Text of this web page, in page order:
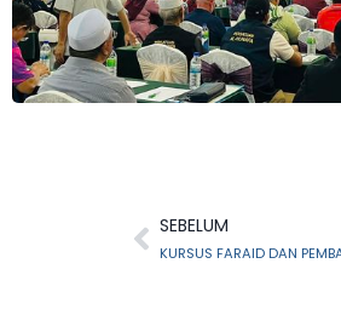
SEBELUM
KURSUS FARAID DAN